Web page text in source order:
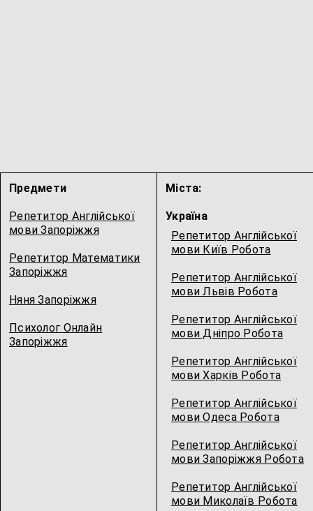
Предмети
Репетитор Англійської
мови Запоріжжя
Репетитор Математики
Запоріжжя
Няня Запоріжжя
Психолог Онлайн
Запоріжжя
Міста:
Україна
Репетитор Англійської
мови Київ Робота
Репетитор Англійської
мови Львів Робота
Репетитор Англійської
мови Дніпро Робота
Репетитор Англійської
мови Харків Робота
Репетитор Англійської
мови Одеса Робота
Репетитор Англійської
мови Запоріжжя Робота
Репетитор Англійської
мови Миколаїв Робота